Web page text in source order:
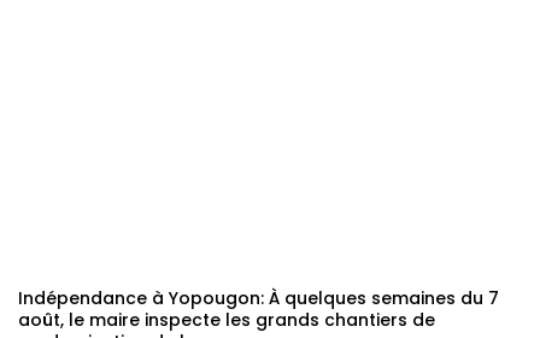
Indépendance à Yopougon‎: À quelques semaines du 7
août, le maire inspecte les grands chantiers de